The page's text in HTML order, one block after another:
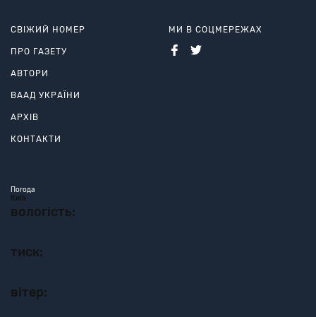
СВІЖИЙ НОМЕР
ПРО ГАЗЕТУ
АВТОРИ
ВААД УКРАЇНИ
АРХІВ
КОНТАКТИ
МИ В СОЦМЕРЕЖАХ
Погода
Київ
вологість:
тиск:
вітер: